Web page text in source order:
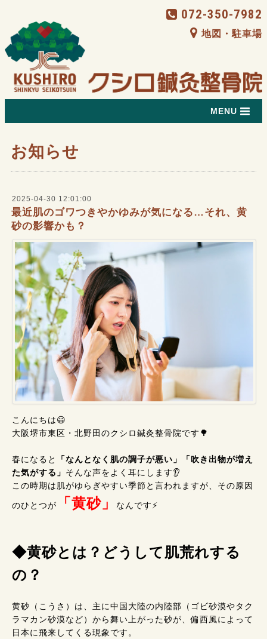
072-350-7982
地図・駐車場
MENU
お知らせ
2025-04-30 12:01:00
最近肌のゴワつきやかゆみが気になる…それ、黄
砂の影響かも？
こんにちは😃
大阪堺市東区・北野田のクシロ鍼灸整骨院です🌳
春になると
「なんとなく肌の調子が悪い」「吹き出物が増え
た気がする」 そんな声をよく耳にします👂️
この時期は肌がゆらぎやすい季節と言われますが、その原因
のひとつが 「黄砂」 なんです⚡️
◆黄砂とは？どうして肌荒れする
の？
黄砂（こうさ）は、主に中国大陸の内陸部（ゴビ砂漠やタク
ラマカン砂漠など）から舞い上がった砂が、偏西風によって
日本に飛来してくる現象です。